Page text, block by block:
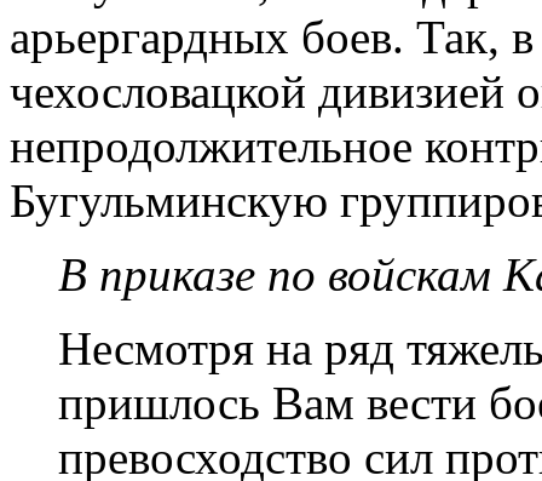
арьергардных боев. Так,
чехословацкой дивизией
непродолжительное
Бугульминскую
В приказе по войскам
Несмотря на ряд
пришлось Вам вести
превосходство сил